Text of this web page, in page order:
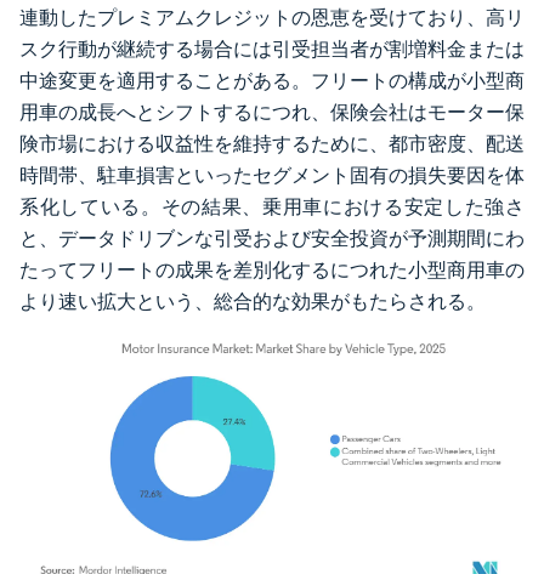
連動したプレミアムクレジットの恩恵を受けており、高リ
スク行動が継続する場合には引受担当者が割増料金または
中途変更を適用することがある。フリートの構成が小型商
用車の成長へとシフトするにつれ、保険会社はモーター保
険市場における収益性を維持するために、都市密度、配送
時間帯、駐車損害といったセグメント固有の損失要因を体
系化している。その結果、乗用車における安定した強さ
と、データドリブンな引受および安全投資が予測期間にわ
たってフリートの成果を差別化するにつれた小型商用車の
より速い拡大という、総合的な効果がもたらされる。